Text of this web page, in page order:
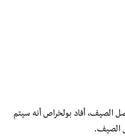
الصيف، أفاد بولخراص أنه سيتم